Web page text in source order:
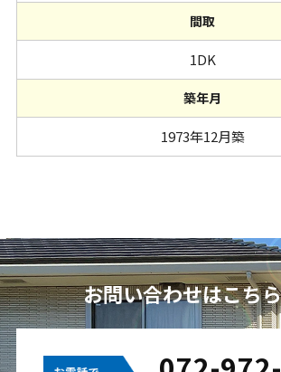
間取
1DK
築年月
1973年12月築
お問い合わせはこち